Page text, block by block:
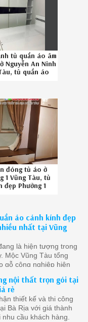
tủ quần áo âm
Nguyễn An Ninh
tủ quần áo
đóng tủ áo ở
1 Vũng Tàu, tủ
đẹp Phường 1
áo cánh kính đẹp
nhất tại Vũng
là hiện tượng trong
Mộc Vũng Tàu tổng
gỗ công nghiệp hiện
nội thất trọn gói tại
rẻ
thiết kế và thi công
Bà Rịa với giá thành
cầu khách hàng.